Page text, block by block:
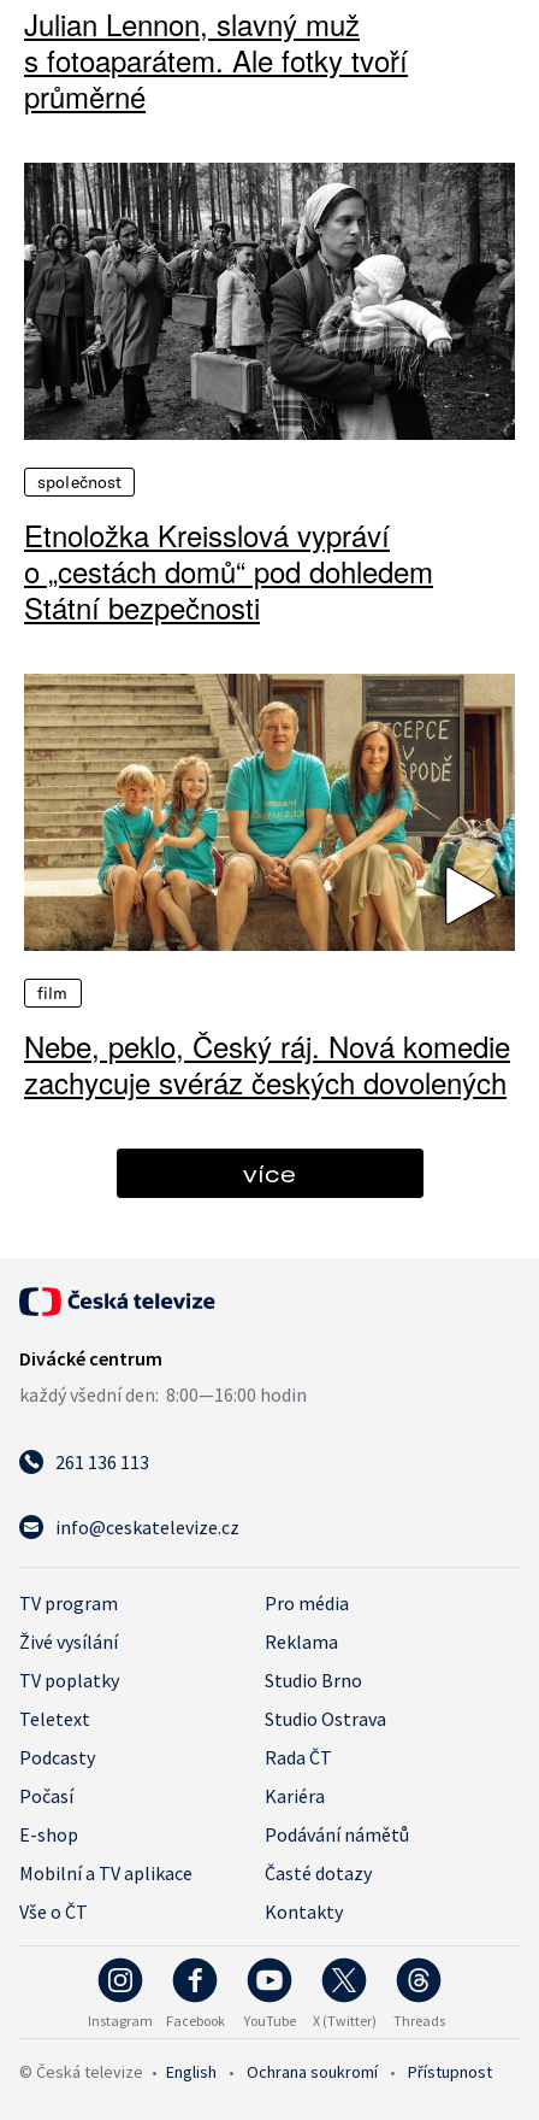
Julian Lennon, slavný muž
s fotoaparátem. Ale fotky tvoří
průměrné
společnost
Etnoložka Kreisslová vypráví
o „cestách domů“ pod dohledem
Státní bezpečnosti
film
Nebe, peklo, Český ráj. Nová komedie
zachycuje svéráz českých dovolených
více
261 136 113
info@ceskatelevize.cz
TV program
Pro média
Živé vysílání
Reklama
TV poplatky
Studio Brno
Teletext
Studio Ostrava
Podcasty
Rada ČT
Počasí
Kariéra
E-shop
Podávání námětů
Mobilní a TV aplikace
Časté dotazy
Vše o ČT
Kontakty
Instagram Facebook YouTube X (Twitter) Threads
© Česká televize • English • Ochrana soukromí • Přístupnost